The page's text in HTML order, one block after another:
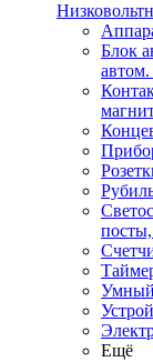
Блок
автом.
Ещё